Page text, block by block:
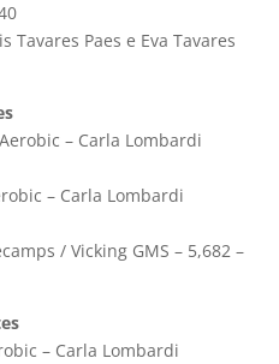
Tavares Paes e Eva Tavares
– Carla Lombardi
– Carla Lombardi
/ Vicking GMS – 5,682 –
– Carla Lombardi